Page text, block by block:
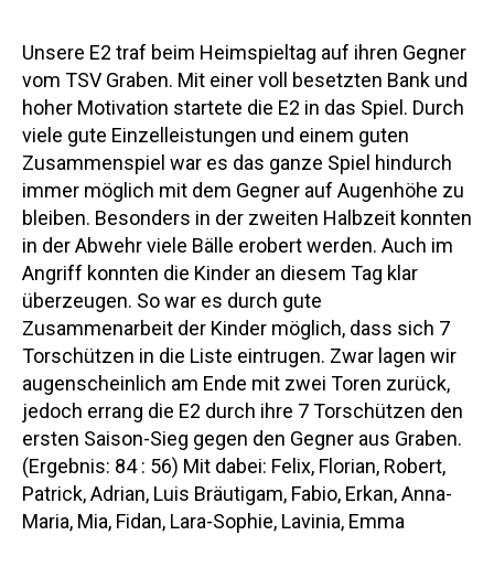
Unsere E2 traf beim Heimspieltag auf ihren Gegner
vom TSV Graben. Mit einer voll besetzten Bank und
hoher Motivation startete die E2 in das Spiel. Durch
viele gute Einzelleistungen und einem guten
Zusammenspiel war es das ganze Spiel hindurch
immer möglich mit dem Gegner auf Augenhöhe zu
bleiben. Besonders in der zweiten Halbzeit konnten
in der Abwehr viele Bälle erobert werden. Auch im
Angriff konnten die Kinder an diesem Tag klar
überzeugen. So war es durch gute
Zusammenarbeit der Kinder möglich, dass sich 7
Torschützen in die Liste eintrugen. Zwar lagen wir
augenscheinlich am Ende mit zwei Toren zurück,
jedoch errang die E2 durch ihre 7 Torschützen den
ersten Saison-Sieg gegen den Gegner aus Graben.
(Ergebnis: 84 : 56) Mit dabei: Felix, Florian, Robert,
Patrick, Adrian, Luis Bräutigam, Fabio, Erkan, Anna-
Maria, Mia, Fidan, Lara-Sophie, Lavinia, Emma